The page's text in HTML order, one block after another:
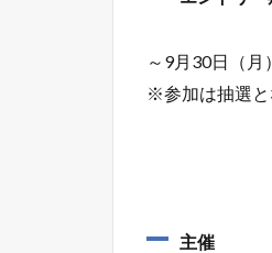
～9月30日（月
※参加は抽選と
主催